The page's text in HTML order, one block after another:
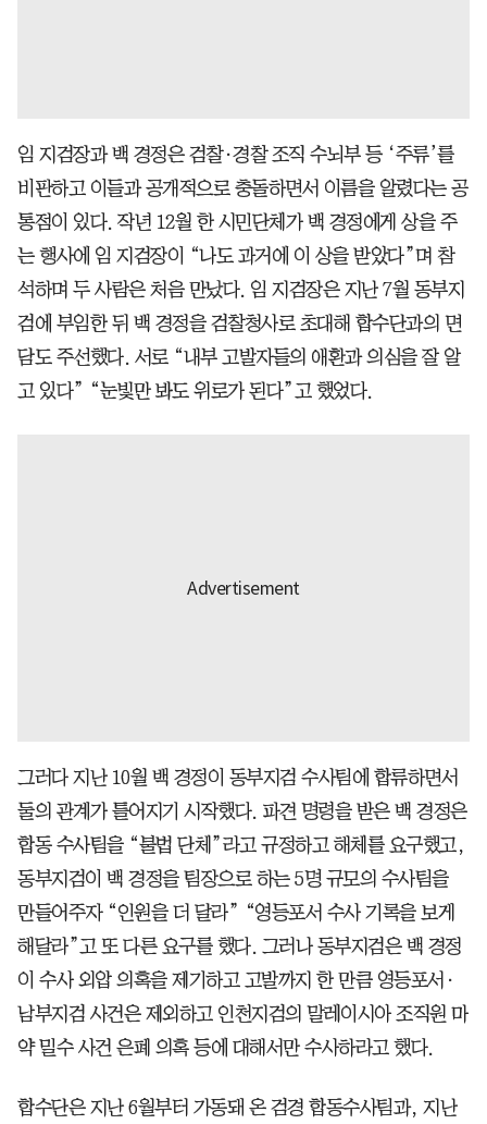
임 지검장과 백 경정은 검찰·경찰 조직 수뇌부 등 ‘주류’를
비판하고 이들과 공개적으로 충돌하면서 이름을 알렸다는 공
통점이 있다. 작년 12월 한 시민단체가 백 경정에게 상을 주
는 행사에 임 지검장이 “나도 과거에 이 상을 받았다”며 참
석하며 두 사람은 처음 만났다. 임 지검장은 지난 7월 동부지
검에 부임한 뒤 백 경정을 검찰청사로 초대해 합수단과의 면
담도 주선했다. 서로 “내부 고발자들의 애환과 의심을 잘 알
고 있다” “눈빛만 봐도 위로가 된다”고 했었다.
그러다 지난 10월 백 경정이 동부지검 수사팀에 합류하면서
둘의 관계가 틀어지기 시작했다. 파견 명령을 받은 백 경정은
합동 수사팀을 “불법 단체”라고 규정하고 해체를 요구했고,
동부지검이 백 경정을 팀장으로 하는 5명 규모의 수사팀을
만들어주자 “인원을 더 달라” “영등포서 수사 기록을 보게
해달라”고 또 다른 요구를 했다. 그러나 동부지검은 백 경정
이 수사 외압 의혹을 제기하고 고발까지 한 만큼 영등포서·
남부지검 사건은 제외하고 인천지검의 말레이시아 조직원 마
약 밀수 사건 은폐 의혹 등에 대해서만 수사하라고 했다.
합수단은 지난 6월부터 가동돼 온 검경 합동수사팀과, 지난